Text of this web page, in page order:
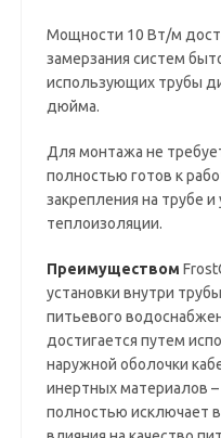
Мощности 10 Вт/м
замерзания систем
использующих трубы
дюйма.
Для монтажа не
полностью готов к
закрепления на трубе и
теплоизоляции.
Преимуществом
установки внутри
питьевого
достигается путем
наружной оболочки
инертных материалов
полностью исключает